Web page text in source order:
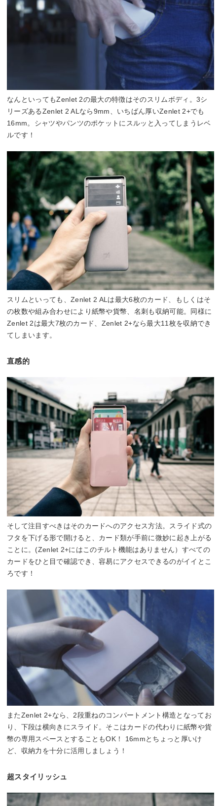
なんといってもZenlet 2の最大の特徴はそのスリムボディ。3シ
リーズあるZenlet 2 ALなら9mm、いちばん厚いZenlet 2+でも
16mm。シャツやパンツのポケットにスルッと入ってしまうレベ
ルです！
スリムといっても、Zenlet 2 ALは最大6枚のカード、もしくはそ
の枚数や組み合わせにより紙幣や貨幣、名刺も収納可能。同様に
Zenlet 2は最大7枚のカード、Zenlet 2+なら最大11枚を収納でき
てしまいます。
直感的
そして注目すべきはそのカードへのアクセス方法。スライド式の
フタを下げる形で開けると、カード類が手前に微妙に起き上がる
ことに。(Zenlet 2+にはこのチルト機能はありません）すべての
カードをひと目で確認でき、容易にアクセスできるのがイイとこ
ろです！
またZenlet 2+なら、2段重ねのコンパートメント構造となってお
り、下段は横向きにスライド。そこはカードの代わりに紙幣や貨
幣の専用スペースとすることもOK！ 16mmとちょっと厚いけ
ど、収納力を十分に活用しましょう！
超スタイリッシュ